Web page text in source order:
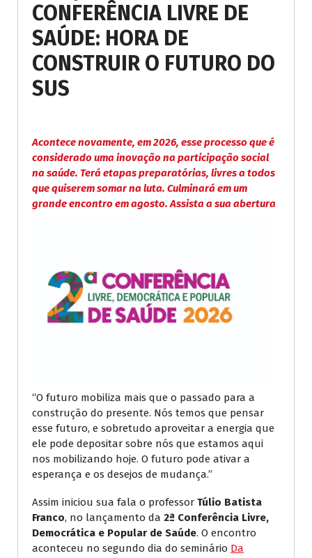
CONFERÊNCIA LIVRE DE
SAÚDE: HORA DE
CONSTRUIR O FUTURO DO
SUS
Acontece novamente, em 2026, esse processo que é
considerado uma inovação na participação social
na saúde. Terá etapas preparatórias, livres a todos
que quiserem somar na luta. Culminará em um
grande encontro em agosto. Assista a sua abertura
“O futuro mobiliza mais que o passado para a
construção do presente. Nós temos que pensar
esse futuro, e sobretudo aproveitar a energia que
ele pode depositar sobre nós que estamos aqui
nos mobilizando hoje. O futuro pode ativar a
esperança e os desejos de mudança.”
Assim iniciou sua fala o professor Túlio Batista
Franco, no lançamento da 2ª Conferência Livre,
Democrática e Popular de Saúde. O encontro
aconteceu no segundo dia do seminário Da